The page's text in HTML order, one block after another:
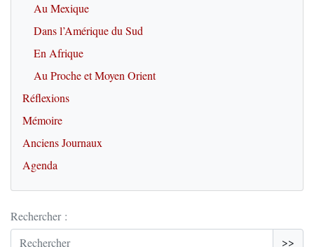
Au Mexique
Dans l’Amérique du Sud
En Afrique
Au Proche et Moyen Orient
Réflexions
Mémoire
Anciens Journaux
Agenda
Rechercher :
>>